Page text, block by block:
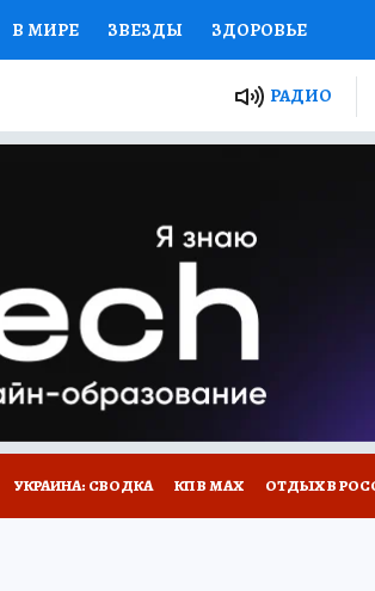
В МИРЕ ЗВЕЗДЫ ЗДОРОВЬЕ
ПРОЕКТЫ РОССИИ
ЖЕНСКИЕ СЕКРЕТЫ
ГИД ПОТРЕБИТЕЛЯ
РАДИО
УКРАИНА: СВОДКА КП В МАХ ОТДЫХ В